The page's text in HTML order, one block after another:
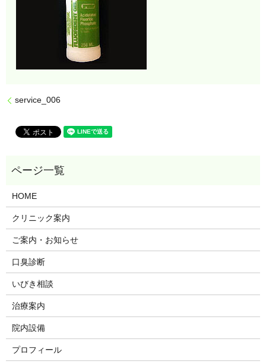
service_006
HOME
クリニック案内
ご案内・お知らせ
口臭診断
いびき相談
治療案内
院内設備
プロフィール